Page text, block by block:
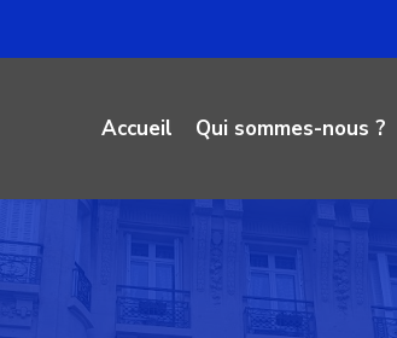
Accueil Qui sommes-nous ?